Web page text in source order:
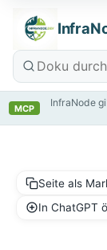
MCP
InfraNode
Seite als
In ChatGPT